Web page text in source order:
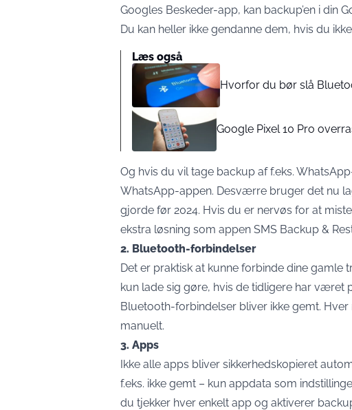
Googles Beskeder-app, kan backup’en i din
Du kan heller ikke gendanne dem, hvis du
Læs også
Hvorfor du bør slå
Google Pixel 10 Pro
Og hvis du vil tage backup af f.eks.
WhatsApp-appen. Desværre bruger det nu
gjorde før 2024. Hvis du er nervøs for at
ekstra løsning som appen SMS Backup &
2. Bluetooth-forbindelser
Det er praktisk at kunne forbinde dine gamle
kun lade sig gøre, hvis de tidligere har været
Bluetooth-forbindelser bliver ikke gemt.
manuelt.
3. Apps
Ikke alle apps bliver sikkerhedskopieret
f.eks. ikke gemt – kun appdata som
du tjekker hver enkelt app og aktiverer